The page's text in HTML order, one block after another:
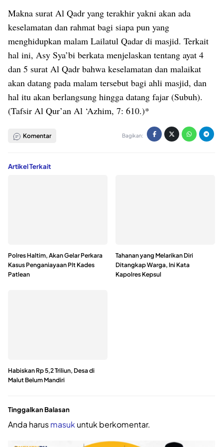
Makna surat Al Qadr yang terakhir yakni akan ada
keselamatan dan rahmat bagi siapa pun yang
menghidupkan malam Lailatul Qadar di masjid. Terkait
hal ini, Asy Sya’bi berkata menjelaskan tentang ayat 4
dan 5 surat Al Qadr bahwa keselamatan dan malaikat
akan datang pada malam tersebut bagi ahli masjid, dan
hal itu akan berlangsung hingga datang fajar (Subuh).
(Tafsir Al Qur’an Al ‘Azhim, 7: 610.)*
Komentar Bagikan:
Artikel Terkait
Polres Haltim, Akan Gelar Perkara
Kasus Penganiayaan Plt Kades
Patlean
Tahanan yang Melarikan Diri
Ditangkap Warga, Ini Kata
Kapolres Kepsul
Habiskan Rp 5,2 Triliun, Desa di
Malut Belum Mandiri
Tinggalkan Balasan
Anda harusmasuk untuk berkomentar.